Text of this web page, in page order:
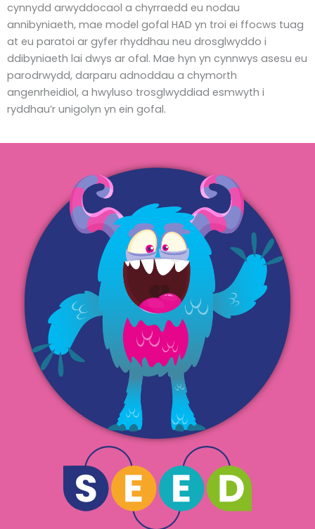
cynnydd arwyddocaol a chyrraedd eu nodau
annibyniaeth, mae model gofal HAD yn troi ei ffocws tuag
at eu paratoi ar gyfer rhyddhau neu drosglwyddo i
ddibyniaeth lai dwys ar ofal. Mae hyn yn cynnwys asesu eu
parodrwydd, darparu adnoddau a chymorth
angenrheidiol, a hwyluso trosglwyddiad esmwyth i
ryddhau’r unigolyn yn ein gofal.